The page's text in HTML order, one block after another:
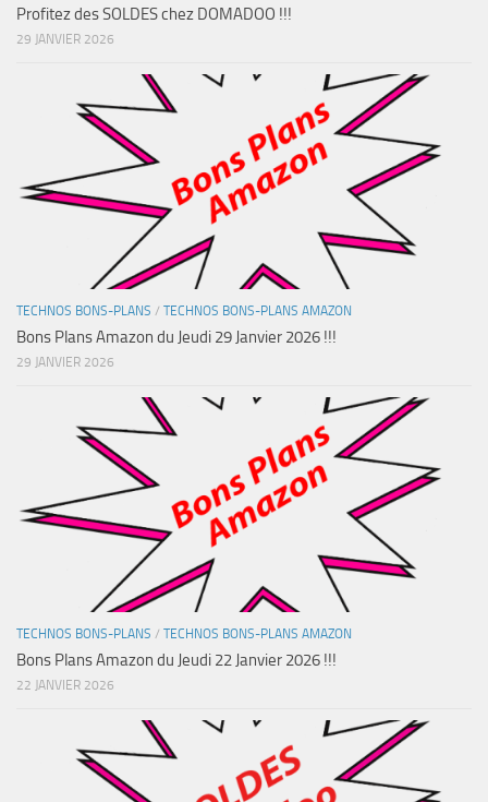
Profitez des SOLDES chez DOMADOO !!!
29 JANVIER 2026
TECHNOS BONS-PLANS / TECHNOS BONS-PLANS AMAZON
Bons Plans Amazon du Jeudi 29 Janvier 2026 !!!
29 JANVIER 2026
TECHNOS BONS-PLANS / TECHNOS BONS-PLANS AMAZON
Bons Plans Amazon du Jeudi 22 Janvier 2026 !!!
22 JANVIER 2026